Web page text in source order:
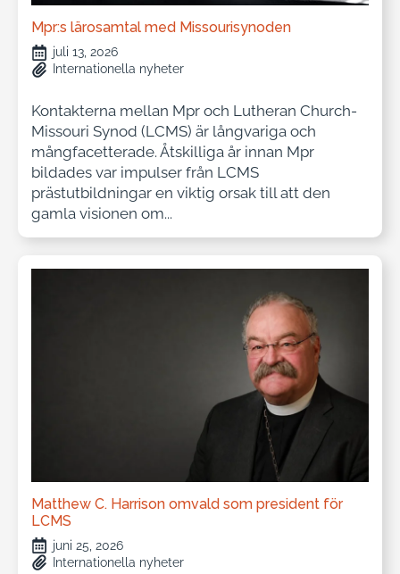
Mpr:s lärosamtal med Missourisynoden
juli 13, 2026
Internationella nyheter
Kontakterna mellan Mpr och Lutheran Church-
Missouri Synod (LCMS) är långvariga och
mångfacetterade. Åtskilliga år innan Mpr
bildades var impulser från LCMS
prästutbildningar en viktig orsak till att den
gamla visionen om...
Matthew C. Harrison omvald som president för
LCMS
juni 25, 2026
Internationella nyheter